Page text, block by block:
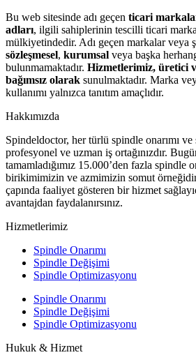
Bu web sitesinde adı geçen ticari
adları, ilgili sahiplerinin tescilli ticari
mülkiyetindedir. Adı geçen markalar veya
sözleşmesel, kurumsal veya başka
bulunmamaktadır. Hizmetlerimiz, üretici
bağımsız olarak sunulmaktadır. Marka
kullanımı yalnızca tanıtım amaçlıdır.
Hakkımızda
Spindeldoctor, her türlü spindle onarımı
profesyonel ve uzman iş ortağınızdır.
tamamladığımız 15.000’den fazla spindle
birikimimizin ve azmimizin somut
çapında faaliyet gösteren bir hizmet
avantajdan faydalanırsınız.
Hizmetlerimiz
Spindle Onarımı
Spindle Değişimi
Spindle Optimizasyonu
Spindle Onarımı
Spindle Değişimi
Spindle Optimizasyonu
Hukuk & Hizmet